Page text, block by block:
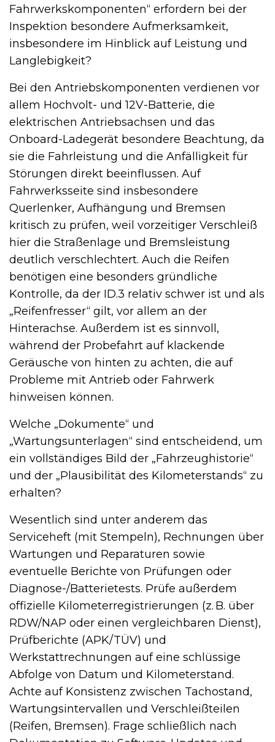
Fahrwerkskomponenten“ erfordern bei der
Inspektion besondere Aufmerksamkeit,
insbesondere im Hinblick auf Leistung und
Langlebigkeit?
Bei den Antriebskomponenten verdienen vor
allem Hochvolt- und 12V-Batterie, die
elektrischen Antriebsachsen und das
Onboard-Ladegerät besondere Beachtung, da
sie die Fahrleistung und die Anfälligkeit für
Störungen direkt beeinflussen. Auf
Fahrwerksseite sind insbesondere
Querlenker, Aufhängung und Bremsen
kritisch zu prüfen, weil vorzeitiger Verschleiß
hier die Straßenlage und Bremsleistung
deutlich verschlechtert. Auch die Reifen
benötigen eine besonders gründliche
Kontrolle, da der ID.3 relativ schwer ist und als
„Reifenfresser“ gilt, vor allem an der
Hinterachse. Außerdem ist es sinnvoll,
während der Probefahrt auf klackende
Geräusche von hinten zu achten, die auf
Probleme mit Antrieb oder Fahrwerk
hinweisen können.
Welche „Dokumente“ und
„Wartungsunterlagen“ sind entscheidend, um
ein vollständiges Bild der „Fahrzeughistorie“
und der „Plausibilität des Kilometerstands“ zu
erhalten?
Wesentlich sind unter anderem das
Serviceheft (mit Stempeln), Rechnungen über
Wartungen und Reparaturen sowie
eventuelle Berichte von Prüfungen oder
Diagnose-/Batterietests. Prüfe außerdem
offizielle Kilometerregistrierungen (z. B. über
RDW/NAP oder einen vergleichbaren Dienst),
Prüfberichte (APK/TÜV) und
Werkstattrechnungen auf eine schlüssige
Abfolge von Datum und Kilometerstand.
Achte auf Konsistenz zwischen Tachostand,
Wartungsintervallen und Verschleißteilen
(Reifen, Bremsen). Frage schließlich nach